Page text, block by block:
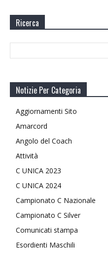
Ricerca
Notizie Per Categoria
Aggiornamenti Sito
Amarcord
Angolo del Coach
Attività
C UNICA 2023
C UNICA 2024
Campionato C Nazionale
Campionato C Silver
Comunicati stampa
Esordienti Maschili